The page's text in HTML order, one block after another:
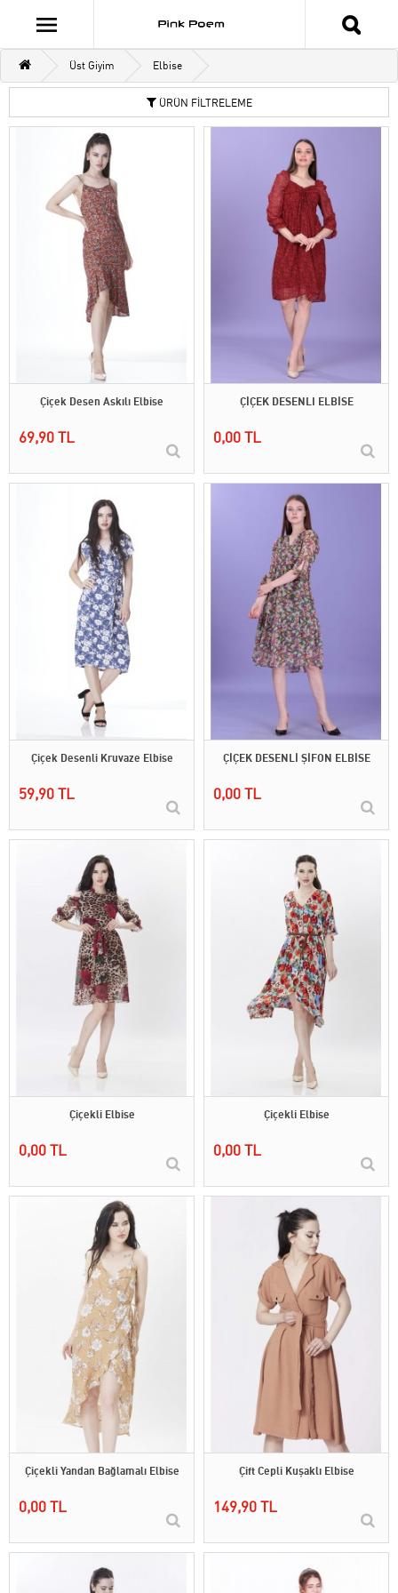
Üst Giyim Elbise
ÜRÜN FİLTRELEME
Çiçek Desen Askılı Elbise
69,90 TL
ÇİÇEK DESENLI ELBİSE
0,00 TL
Çiçek Desenli Kruvaze Elbise
59,90 TL
ÇİÇEK DESENLİ ŞİFON ELBİSE
0,00 TL
Çiçekli Elbise
0,00 TL
Çiçekli Elbise
0,00 TL
Çiçekli Yandan Bağlamalı Elbise
0,00 TL
Çift Cepli Kuşaklı Elbise
149,90 TL